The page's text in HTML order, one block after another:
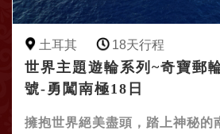
土耳其 18天行程
世界主題遊輪系列~奇寶郵
號-勇闖南極18日
擁抱世界絕美盡頭，踏上神秘的